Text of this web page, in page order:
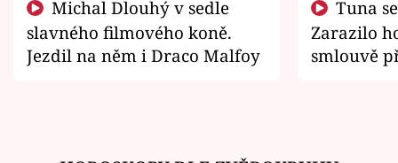
slavného filmového koně.
Jezdil na něm i Draco Malfoy
Zarazilo
smlouvě